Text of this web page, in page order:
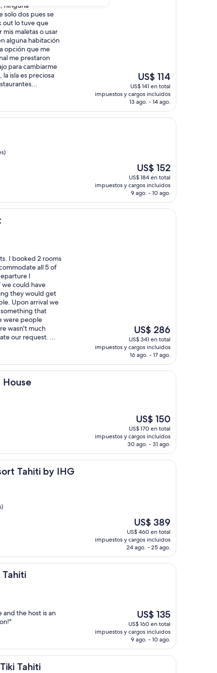
ninguna
solo dos pues se
out lo tuve que
maletas o usar
alguna habitación
opción que me
me prestaron
para cambiarme
la isla es preciosa
El
precio
actual
es
de
US$ 114
US$ 114
US$ 141 en total
impuestos y cargos incluidos
13 ago. - 14 ago.
El
precio
actual
es
de
US$ 152
US$ 152
US$ 184 en total
impuestos y cargos incluidos
9 ago. - 10 ago.
I booked 2 rooms
all 5 of
I
could have
they would get
Upon arrival we
that
were people
wasn't much
our request. ...
El
precio
actual
es
de
US$ 286
US$ 286
US$ 341 en total
impuestos y cargos incluidos
16 ago. - 17 ago.
House
El
precio
actual
es
de
US$ 150
US$ 150
US$ 170 en total
impuestos y cargos incluidos
30 ago. - 31 ago.
Tahiti by IHG
by IHG
El
precio
actual
es
de
US$ 389
US$ 389
US$ 460 en total
impuestos y cargos incluidos
24 ago. - 25 ago.
the host is an
El
precio
actual
es
de
US$ 135
US$ 135
US$ 160 en total
impuestos y cargos incluidos
9 ago. - 10 ago.
Tahiti